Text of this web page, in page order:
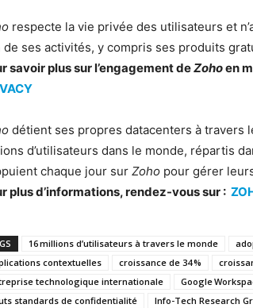
respecte la vie privée des utilisateurs et
de ses activités, y compris ses produits
savoir plus sur l’engagement deZohoen
détient ses propres datacenters à travers
d’utilisateurs dans le monde, répartis
chaque jour sur Zoho pour gérer
plus d’informations, rendez-vous sur :
16 millions d’utilisateurs à travers le monde
contextuelles
croissance de 34 %
technologique internationale
Google
standards de confidentialité
Info-Tech Research